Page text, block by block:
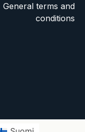
General terms and
conditions